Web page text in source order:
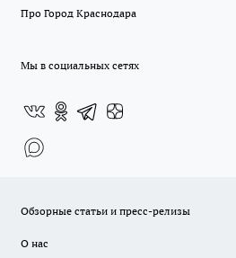
Про Город Краснодара
Мы в социальных сетях
Обзорные статьи и пресс-релизы
О нас